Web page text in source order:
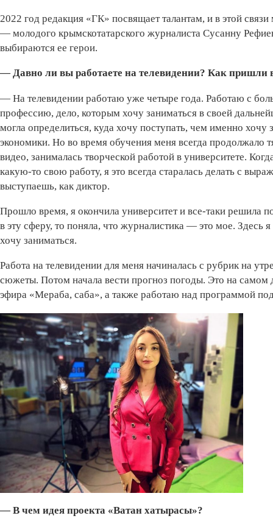
2022 год редакция «ГК» посвящает талантам, и в этой
— молодого крымскотатарского журналиста Сусанну
выбираются ее герои.
— Давно ли вы работаете на телевидении? Как пришли
— На телевидении работаю уже четыре года. Работаю с
профессию, дело, которым хочу заниматься в своей
могла определиться, куда хочу поступать, чем именно
экономики. Но во время обучения меня всегда продолжало
видео, занималась творческой работой в университете.
какую-то свою работу, я это всегда старалась делать с
выступаешь, как диктор.
Прошло время, я окончила университет и все-таки решила
в эту сферу, то поняла, что журналистика — это мое.
хочу заниматься.
Работа на телевидении для меня начиналась с рубрик на
сюжеты. Потом начала вести прогноз погоды. Это на
эфира «Мераба, саба», а также работаю над программой
— В чем идея проекта «Ватан хатырасы»?